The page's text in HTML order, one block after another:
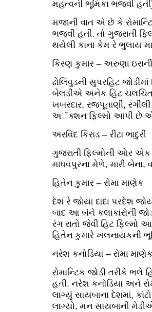
મહત્વની ભૂમિકા ભજવી
મજાની વાત એ છે કે
ભજવી હતી. તો ગુજરાતી
થયેલી કાના કેમ રે ભુલાય
કિરણ કુમાર – અરુણા ઇરાની
ઢોલિવુડની સુપરહિટ
બેલડીએ અનેક હિટ
ખબરદાર, રજપૂતાણી,
અૅક્શન ફિલ્મો આપી છે
અરવિંદ કિરાડ – રીટા ભાદુરી
ગુજરાતી ફિલ્મોની આેર એક
માધવપુરના મેળે, મારી બેના,
હિતેન કુમાર – રોમા માણેક
દેશ રે જોયા દાદા પરદેશ
બાદ આ બંને કલાકારોની
રંગ રાતો જેવી હિટ ફિલ્મો
હિતેન કુમારે ખલનાયકની
નરેશ કનોડિયા – રોમા માણેક
રોમાન્ટિક જોડી તરીકે
હતી. નરેશ કનોડિયા અને
લાગ્યું સાયબાના દેશમાં,
લાગ્યો, મન સાયબાની